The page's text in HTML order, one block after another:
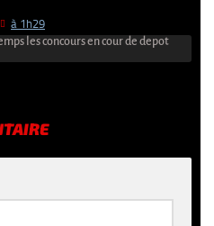
à 1h29
les concours en cour de depot